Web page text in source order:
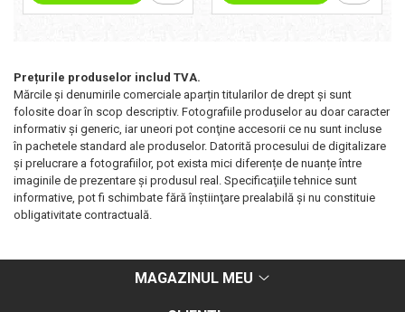
Prețurile produselor includ TVA.
Mărcile și denumirile comerciale aparțin titularilor de drept şi sunt
folosite doar în scop descriptiv. Fotografiile produselor au doar caracter
informativ şi generic, iar uneori pot conţine accesorii ce nu sunt incluse
în pachetele standard ale produselor. Datorită procesului de digitalizare
și prelucrare a fotografiilor, pot exista mici diferențe de nuanțe între
imaginile de prezentare și produsul real. Specificaţiile tehnice sunt
informative, pot fi schimbate fără înştiinţare prealabilă şi nu constituie
obligativitate contractuală.
MAGAZINUL MEU